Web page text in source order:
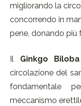
migliorando la
concorrendo in
pene, donando più
Il Ginkgo Biloba
circolazione del
fondamentale
meccanismo